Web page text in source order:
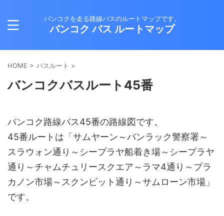
バンコクを走る路線バスのルートマップです。
バンコク バス ルートマップ
HOME > バスルート >
バンコクバスルート45番
バンコク路線バス45番の路線図です。
45番ルートは「サムヤーン～バンラック警察署～
スラウォン通り～シープラヤ船着き場～シープラヤ
通り～チャムチュリースクエア～ラマ4通り～プラ
カノン市場～スクンビット通り～サムローン市場」
です。